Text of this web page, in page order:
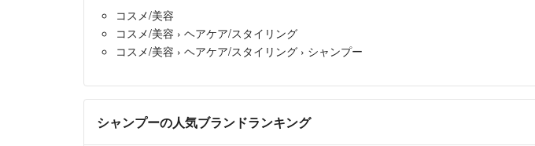
コスメ/美容
コスメ/美容 › ヘアケア/スタイリング
コスメ/美容 › ヘアケア/スタイリング › シャンプー
シャンプーの人気ブランドランキング